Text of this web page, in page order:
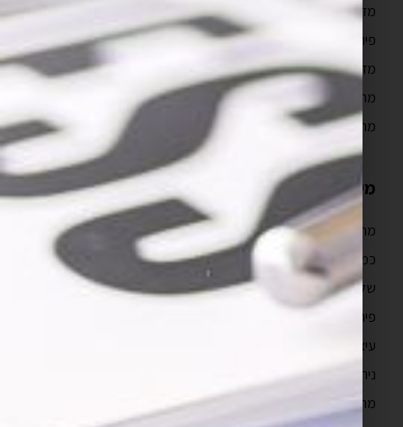
מדריך פיתוח אפליקציות לאייפון
פיתוח אפליקציות לעסקים
מדריך פיתוח אפליקציות
מהם השלבים בבניית אפליקציה לאייפון?
מה כולל איפיון אפליקציה?
מידע נוסף
מהם טווחי המחיר של פיתוח אפליקציה?
כמה זמן לוקח לבנות אפליקציה?
שלבים בפיתוח אפליקציה
פיתוח מובייל
עיצוב חווית משתמש
ניהול פרויקטים תוכנה
מה זה UX?